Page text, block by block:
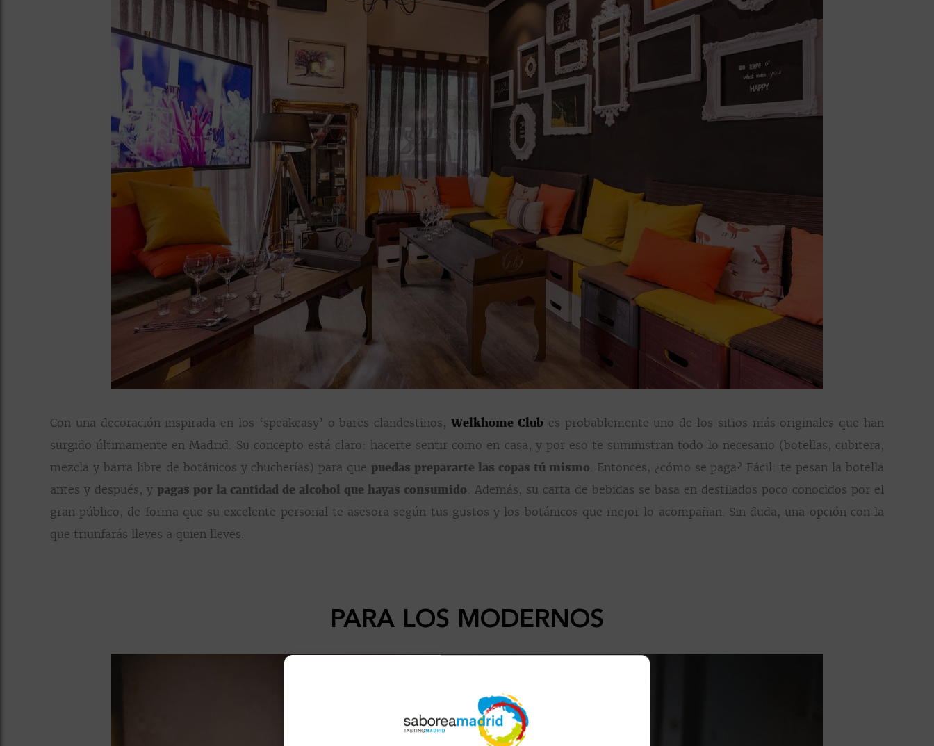
Con una decoración inspirada en los ‘speakeasy’ o bares clandestinos,Welkhome Clubes probablemente uno de los sitios más originales que han
surgido últimamente en Madrid. Su concepto está claro: hacerte sentir como en casa, y por eso te suministran todo lo necesario (botellas, cubitera,
mezcla y barra libre de botánicos y chucherías) para que puedas prepararte las copas tú mismo. Entonces, ¿cómo se paga? Fácil: te pesan la botella
antes y después, y pagas por la cantidad de alcohol que hayas consumido. Además, su carta de bebidas se basa en destilados poco conocidos por el
gran público, de forma que su excelente personal te asesora según tus gustos y los botánicos que mejor lo acompañan. Sin duda, una opción con la
que triunfarás lleves a quien lleves.
PARA LOS MODERNOS